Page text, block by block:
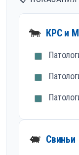
🐄 КРС и
🐖 Свиньи